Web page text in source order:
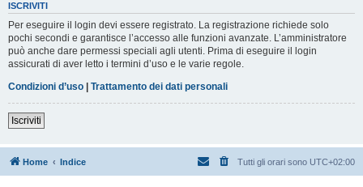
ISCRIVITI
Per eseguire il login devi essere registrato. La registrazione richiede solo
pochi secondi e garantisce l’accesso alle funzioni avanzate. L’amministratore
può anche dare permessi speciali agli utenti. Prima di eseguire il login
assicurati di aver letto i termini d’uso e le varie regole.
Condizioni d’uso | Trattamento dei dati personali
Iscriviti
Home Indice Tutti gli orari sono UTC+02:00